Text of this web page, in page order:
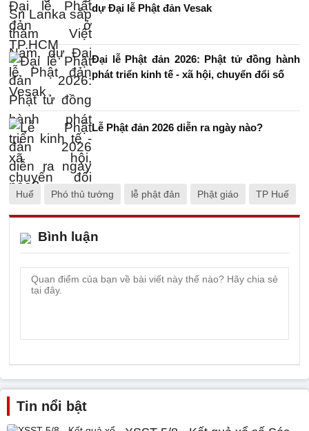
dự Đại lễ Phật đản Vesak
Đại lễ Phật đản 2026: Phật tử đồng hành
phát triển kinh tế - xã hội, chuyển đổi số
Lễ Phật đản 2026 diễn ra ngày nào?
Huế Phó thủ tướng lễ phật đản Phật giáo TP Huế
Bình luận
Tin nổi bật